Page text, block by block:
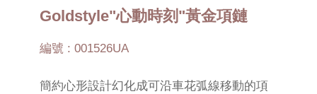
Goldstyle"心動時刻"黃金項鏈
編號 : 001526UA
簡約心形設計幻化成可沿車花弧線移動的項